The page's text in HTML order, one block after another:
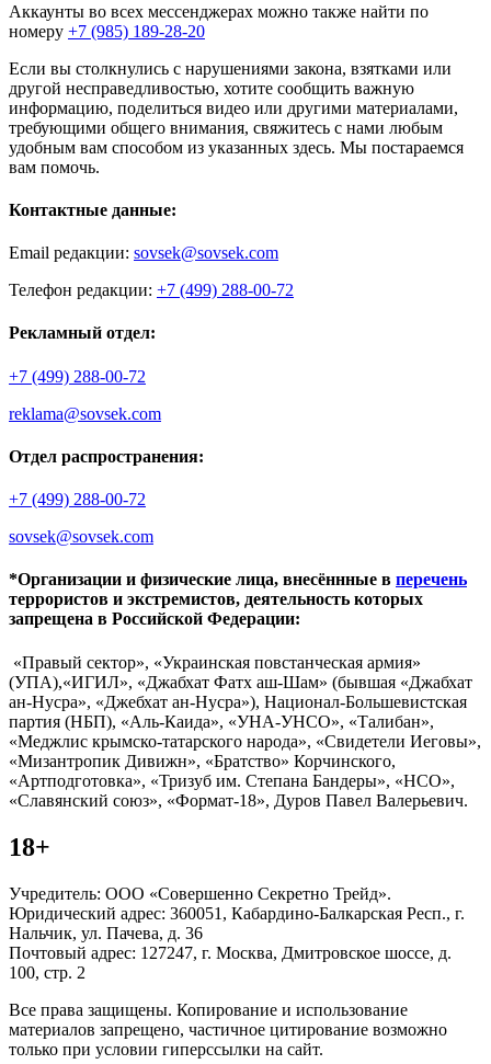
Аккаунты во всех мессенджерах можно также найти по
номеру +7 (985) 189-28-20
Если вы столкнулись с нарушениями закона, взятками или
другой несправедливостью, хотите сообщить важную
информацию, поделиться видео или другими материалами,
требующими общего внимания, свяжитесь с нами любым
удобным вам способом из указанных здесь. Мы постараемся
вам помочь.
Контактные данные:
Email редакции: sovsek@sovsek.com
Телефон редакции: +7 (499) 288-00-72
Рекламный отдел:
+7 (499) 288-00-72
reklama@sovsek.com
Отдел распространения:
+7 (499) 288-00-72
sovsek@sovsek.com
*Организации и физические лица, внесённные в перечень
террористов и экстремистов, деятельность которых
запрещена в Российской Федерации:
«Правый сектор», «Украинская повстанческая армия»
(УПА),«ИГИЛ», «Джабхат Фатх аш-Шам» (бывшая «Джабхат
ан-Нусра», «Джебхат ан-Нусра»), Национал-Большевистская
партия (НБП), «Аль-Каида», «УНА-УНСО», «Талибан»,
«Меджлис крымско-татарского народа», «Свидетели Иеговы»,
«Мизантропик Дивижн», «Братство» Корчинского,
«Артподготовка», «Тризуб им. Степана Бандеры», «НСО»,
«Славянский союз», «Формат-18», Дуров Павел Валерьевич.
18+
Учредитель: ООО «Совершенно Секретно Трейд».
Юридический адрес: 360051, Кабардино-Балкарская Респ., г.
Нальчик, ул. Пачева, д. 36
Почтовый адрес: 127247, г. Москва, Дмитровское шоссе, д.
100, стр. 2
Все права защищены. Копирование и использование
материалов запрещено, частичное цитирование возможно
только при условии гиперссылки на сайт.